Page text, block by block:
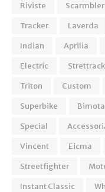
Riviste
Scarmbler
Tracker
Laverda
Indian
Aprilia
Electric
Triton
Custom
Superbike
Bimota
Special
Vincent
Eicma
Streetfighter
Instant Classic